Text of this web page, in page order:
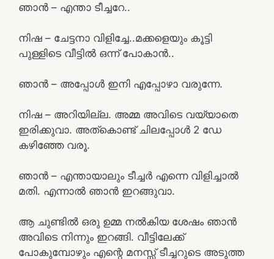
ഞാൻ – എന്താ ടീച്ചറേ..
നിഷ – ചേട്ടനാ വിളിച്ചേ..മക്കളെയും കൂട്ടി
പുള്ളിടെ വീട്ടിൽ ഒന്ന് പോകാൻ..
ഞാൻ – അപ്പോൾ ഇനി എപ്പോഴാ വരുന്നേ.
നിഷ – അറിയില്ല. അമ്മ അവിടെ വയ്യാതെ
ഇരിക്കുവാ. അത്കൊണ്ട് ചിലപ്പോൾ 2 ഡേ
കഴിഞ്ഞേ വരൂ.
ഞാൻ – എന്തായാലും ടീച്ചർ എന്നെ വിളിച്ചാൽ
മതി. എന്നാൽ ഞാൻ ഇറങ്ങുവാ.
ആ ചുണ്ടിൽ ഒരു ഉമ്മ നൽകിയ ശേഷം ഞാൻ
അവിടെ നിന്നും ഇറങ്ങി. വീട്ടിലേക്ക്
പോകുമ്പോഴും എന്റെ മനസ്സ് ടീച്ചറുടെ അടുത്ത